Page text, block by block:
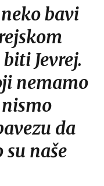
bavi
Jevrej.
nemamo
da
su naše